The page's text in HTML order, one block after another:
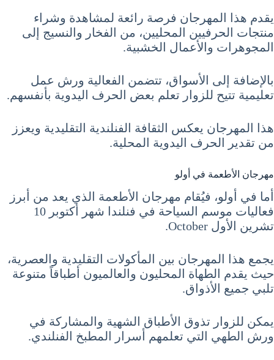
يقدم هذا المهرجان فرصة رائعة لمشاهدة وشراء
منتجات الحرفيين المحليين، من الفخار والنسيج إلى
المجوهرات والأعمال الخشبية.
بالإضافة إلى الأسواق، تتضمن الفعالية ورش عمل
تعليمية تتيح للزوار تعلم بعض الحرف اليدوية بأنفسهم.
هذا المهرجان يعكس الثقافة الفنلندية التقليدية ويعزز
من تقدير الحرف اليدوية المحلية.
مهرجان الأطعمة في أولو
أما في أولو، فيُقام مهرجان الأطعمة الذي يعد من أبرز
فعاليات موسم السياحة في فنلندا شهر أكتوبر 10
تشرين الأول October.
يجمع هذا المهرجان بين المأكولات التقليدية والعصرية،
حيث يقدم الطهاة المحليون والعالميون أطباقاً متنوعة
تلبي جميع الأذواق.
يمكن للزوار تذوق الأطباق الشهية والمشاركة في
ورش الطهي التي تعلمهم أسرار المطبخ الفنلندي.